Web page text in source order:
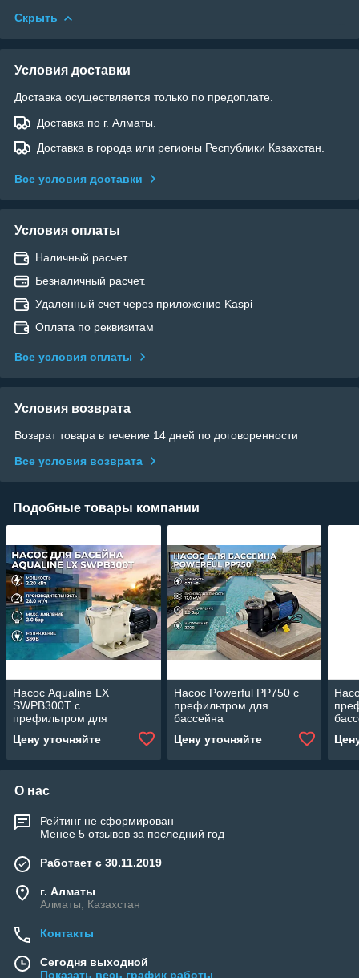
Скрыть
Условия доставки
Доставка осуществляется только по предоплате.
Доставка по г. Алматы.
Доставка в города или регионы Республики Казахстан.
Все условия доставки
Условия оплаты
Наличный расчет.
Безналичный расчет.
Удаленный счет через приложение Kaspi
Оплата по реквизитам
Все условия оплаты
Условия возврата
Возврат товара в течение 14 дней по договоренности
Все условия возврата
Подобные товары компании
Насос Aqualine LX
SWPB300T c
префильтром для
мощность: 2,20 кВт, 380В)
Цену уточняйте
Насос Powerful PP750 c
префильтром для
бассейна
(Производительность 12
м3/ч, мощность: 0,75 кВт)
Цену уточняйте
м3/
О нас
Рейтинг не сформирован
Менее 5 отзывов за последний год
Работает с 30.11.2019
г. Алматы
Алматы, Казахстан
Контакты
Сегодня выходной
Показать весь график работы